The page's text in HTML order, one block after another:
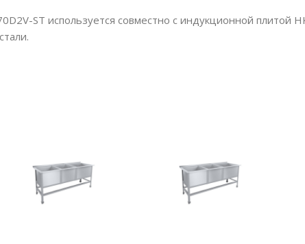
ST используется совместно с индукционной плитой